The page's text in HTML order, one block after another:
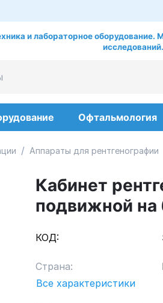
и лабораторное оборудование.
исследований.
Офтальмология
/ Аппараты для рентгенографии
Кабинет
подвижной на
КОД:
Страна:
Все характеристики